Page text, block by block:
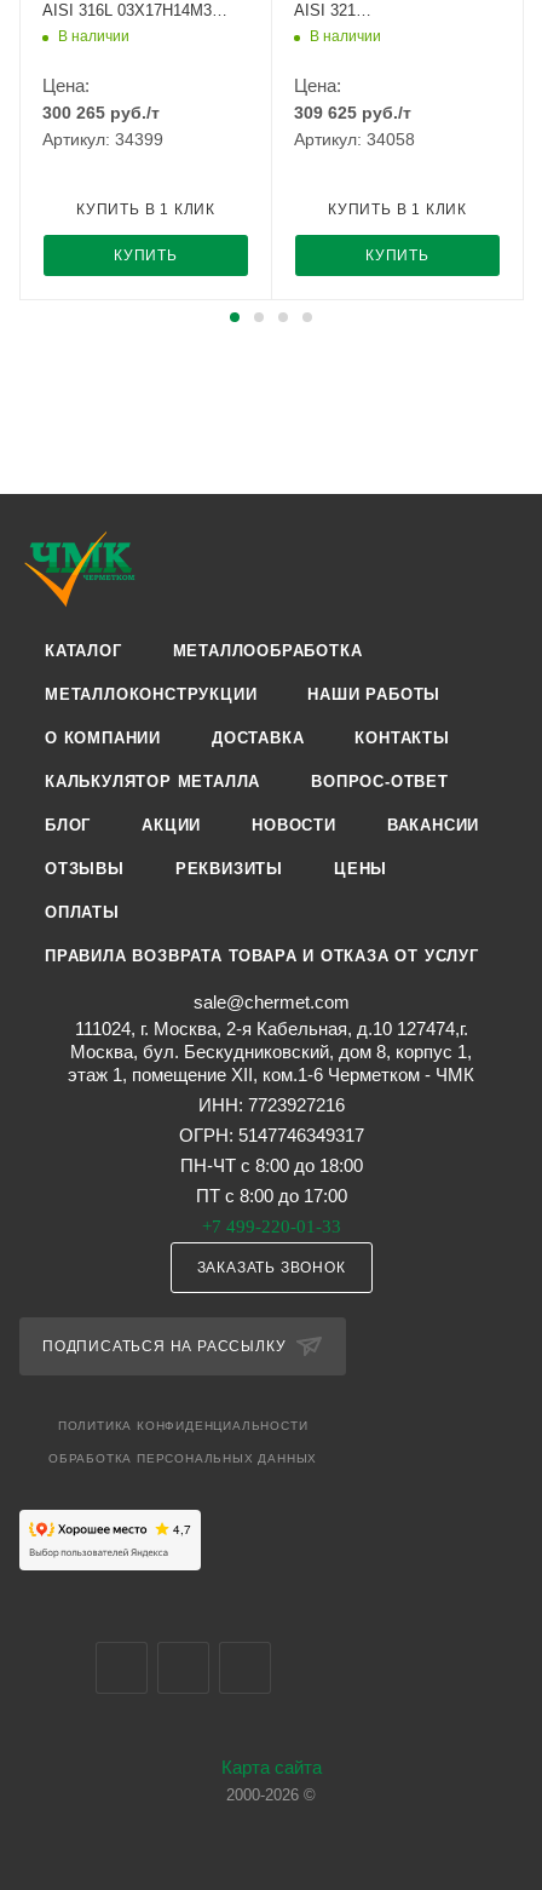
AISI 316L 03Х17Н14М3
зеркальная
В наличии
Цена:
300 265 руб./т
Артикул: 34399
КУПИТЬ
КУПИТЬ В 1 КЛИК
AISI 321
12Х18Н10Т/08Х18Н10Т
В наличии
Цена:
309 625 руб./т
Артикул: 34058
КУПИТЬ
КУПИТЬ В 1 КЛИК
КАТАЛОГ МЕТАЛЛООБРАБОТКА
МЕТАЛЛОКОНСТРУКЦИИ НАШИ РАБОТЫ
О КОМПАНИИ ДОСТАВКА КОНТАКТЫ
КАЛЬКУЛЯТОР МЕТАЛЛА ВОПРОС-ОТВЕТ
БЛОГ АКЦИИ НОВОСТИ ВАКАНСИИ
ОТЗЫВЫ РЕКВИЗИТЫ ЦЕНЫ
ОПЛАТЫ
ПРАВИЛА ВОЗВРАТА ТОВАРА И ОТКАЗА ОТ УСЛУГ
sale@chermet.com
111024, г. Москва, 2-я Кабельная, д.10 127474,г.
Москва, бул. Бескудниковский, дом 8, корпус 1,
этаж 1, помещение XII, ком.1-6 Черметком - ЧМК
ИНН: 7723927216
ОГРН: 5147746349317
ПН-ЧТ с 8:00 до 18:00
ПТ с 8:00 до 17:00
+7 499-220-01-33
ЗАКАЗАТЬ ЗВОНОК
ПОДПИСАТЬСЯ НА РАССЫЛКУ
ПОЛИТИКА КОНФИДЕНЦИАЛЬНОСТИ
ОБРАБОТКА ПЕРСОНАЛЬНЫХ ДАННЫХ
Карта сайта
2000-2026 ©